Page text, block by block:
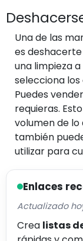
Una de las
es deshacerte
una limpieza
selecciona
Puedes
requieras.
volumen de lo
también
utilizar para
Enlaces
Actualizado
Crea listas